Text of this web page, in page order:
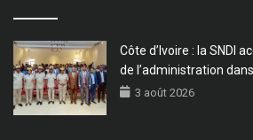
Côte d’Ivoire : la SNDI
de l’administration
3 août 2026